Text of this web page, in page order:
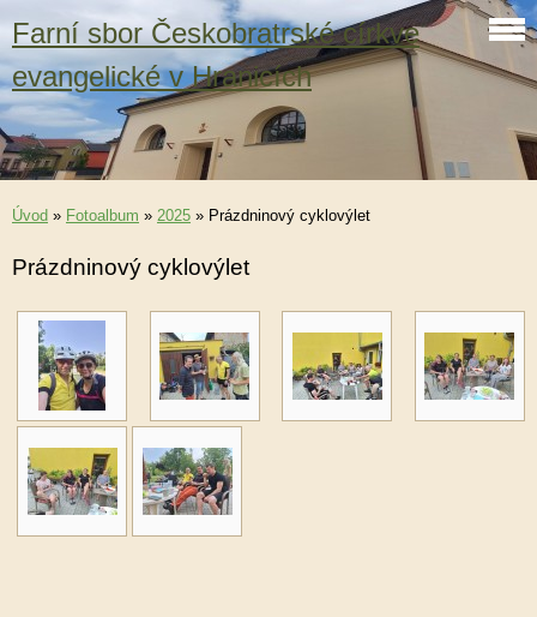
Farní sbor Českobratrské církve
evangelické v Hranicích
Úvod » Fotoalbum » 2025 » Prázdninový cyklovýlet
Prázdninový cyklovýlet